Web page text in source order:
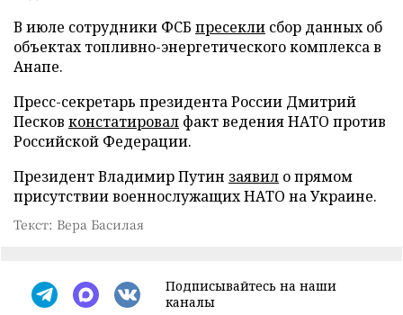
В июле сотрудники ФСБ пресекли сбор данных об
объектах топливно-энергетического комплекса в
Анапе.
Пресс-секретарь президента России Дмитрий
Песков констатировал факт ведения НАТО против
Российской Федерации.
Президент Владимир Путин заявил о прямом
присутствии военнослужащих НАТО на Украине.
Текст: Вера Басилая
Подписывайтесь на наши
каналы